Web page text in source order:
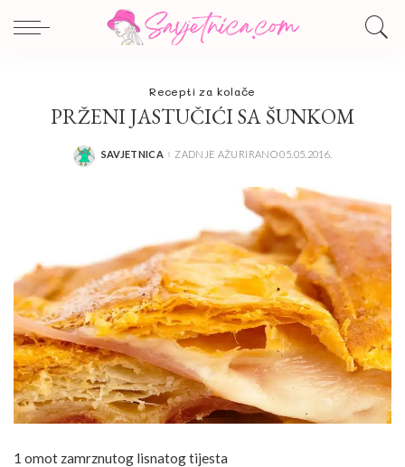
Recepti za kolače
PRŽENI JASTUČIĆI SA ŠUNKOM
POSTED
SAVJETNICA ZADNJE AŽURIRANO 05.05.2016.
1 omot zamrznutog lisnatog tijesta